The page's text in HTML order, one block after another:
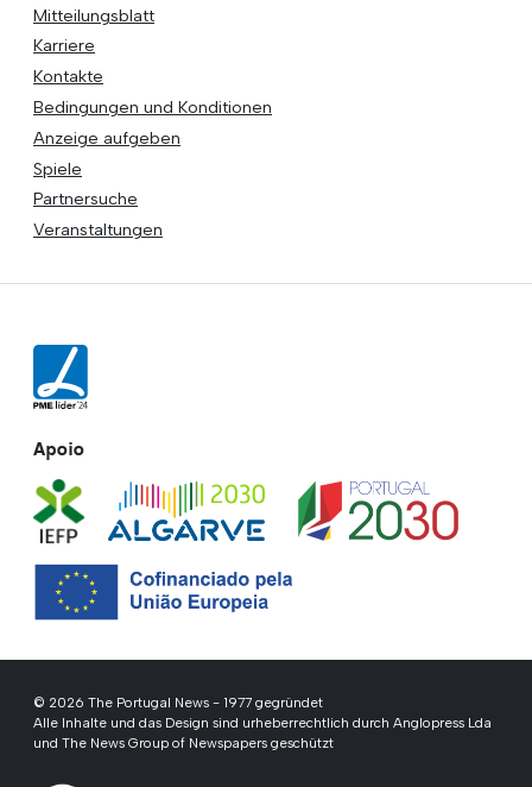
Mitteilungsblatt
Karriere
Kontakte
Bedingungen und Konditionen
Anzeige aufgeben
Spiele
Partnersuche
Veranstaltungen
Apoio
© 2026 The Portugal News - 1977 gegründet
Alle Inhalte und das Design sind urheberrechtlich durch Anglopress Lda
und The News Group of Newspapers geschützt